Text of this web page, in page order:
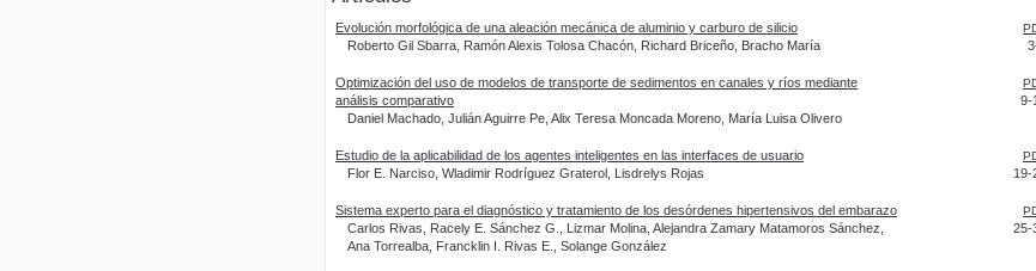
Evolución morfológica de una aleación mecánica de aluminio y carburo de silicio
Roberto Gil Sbarra, Ramón Alexis Tolosa Chacón, Richard Briceño, Bracho María
Optimización del uso de modelos de transporte de sedimentos en canales y ríos mediante
análisis comparativo
Daniel Machado, Julián Aguirre Pe, Alix Teresa Moncada Moreno, María Luisa Olivero
9-
Estudio de la aplicabilidad de los agentes inteligentes en las interfaces de usuario
Flor E. Narciso, Wladimir Rodríguez Graterol, Lisdrelys Rojas
19-
Sistema experto para el diagnóstico y tratamiento de los desórdenes hipertensivos del embarazo
Carlos Rivas, Racely E. Sánchez G., Lizmar Molina, Alejandra Zamary Matamoros Sánchez,
Ana Torrealba, Francklin I. Rivas E., Solange González
25-